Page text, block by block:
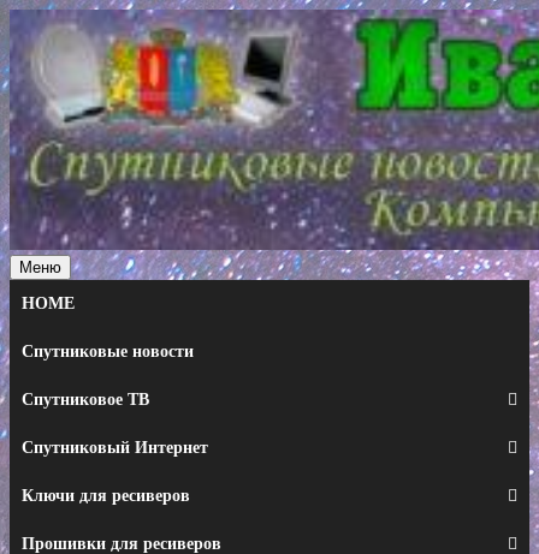
Перейти
к
содержимому
Меню
HOME
Спутниковые новости
Спутниковое ТВ
Спутниковый Интернет
Ключи для ресиверов
Прошивки для ресиверов